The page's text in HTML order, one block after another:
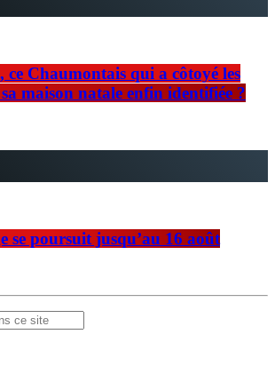
ce Chaumontais qui a côtoyé les
maison natale enfin identifiée ?
se poursuit jusqu’au 16 août